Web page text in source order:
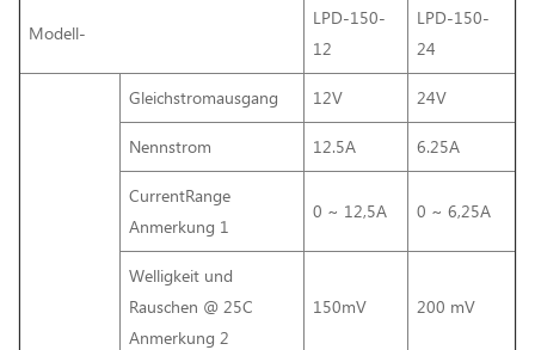
Modell-
LPD-150-
12
LPD-150-
24
Gleichstromausgang 12V 24V
Nennstrom 12.5A 6.25A
CurrentRange
Anmerkung 1
0 ~ 12,5A 0 ~ 6,25A
Welligkeit und
Rauschen @ 25C
Anmerkung 2
150mV 200 mV